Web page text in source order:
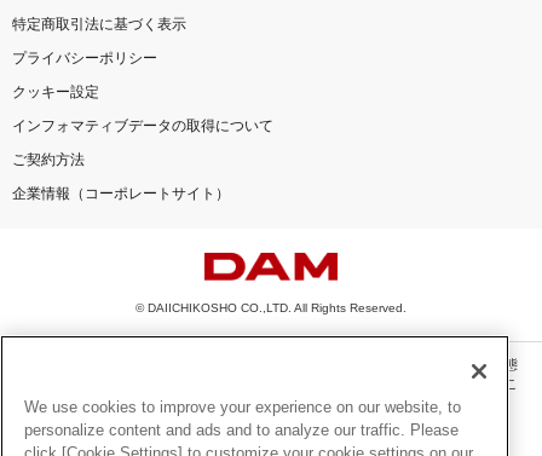
特定商取引法に基づく表示
プライバシーポリシー
クッキー設定
インフォマティブデータの取得について
ご契約方法
企業情報（コーポレートサイト）
© DAIICHIKOSHO CO.,LTD. All Rights Reserved.
このサイトに掲載されている一切の文章・画像・写真・動画・音声等を、手段や形態
を問わず、著作権法の定める範囲を超えて無断で複製、転載、ファイル化などするこ
とを禁じます。
楽曲及びコンテンツは、機種によりご利用いただけない場合があります。
We use cookies to improve your experience on our website, to
personalize content and ads and to analyze our traffic. Please